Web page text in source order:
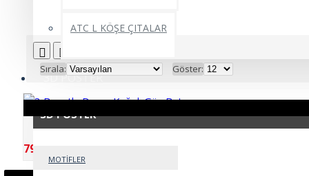
ATC L KÖŞE ÇITALAR
3D POSTER
3D POSTER
MOTİFLER
Sırala: Göster:
3 Boyutlu Duvar Kağıdı Gün Batımı
799,99TL